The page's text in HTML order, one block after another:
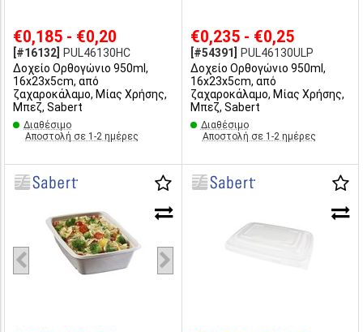
€0,185 - €0,20
[#16132]
PUL46130HC
Δοχείο Ορθογώνιο 950ml,
16x23x5cm, από
ζαχαροκάλαμο, Μίας Χρήσης,
Μπεζ, Sabert
Διαθέσιμο
Αποστολή σε 1-2 ημέρες
€0,235 - €0,25
[#54391]
PUL46130ULP
Δοχείο Ορθογώνιο 950ml,
16x23x5cm, από
ζαχαροκάλαμο, Μίας Χρήσης,
Μπεζ, Sabert
Διαθέσιμο
Αποστολή σε 1-2 ημέρες